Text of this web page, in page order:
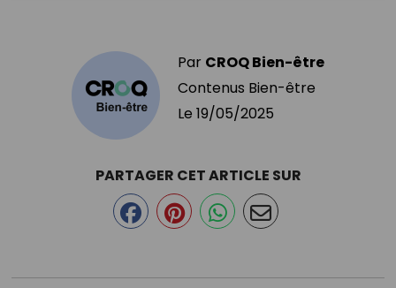
Par CROQ Bien-être
Contenus Bien-être
Le 19/05/2025
PARTAGER CET ARTICLE SUR